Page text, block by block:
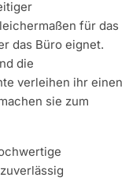
für das
das Büro eignet.
die
verleihen ihr einen
sie zum